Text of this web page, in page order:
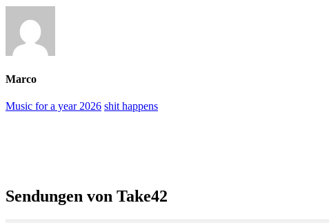
Marco
Music for a year 2026 shit happens
Sendungen von Take42